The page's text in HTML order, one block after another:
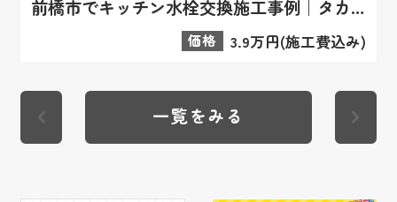
前橋市でキッチン水栓交換施工事例｜タカギ クリーン
価格 3.9万円(施工費込み)
一覧をみる